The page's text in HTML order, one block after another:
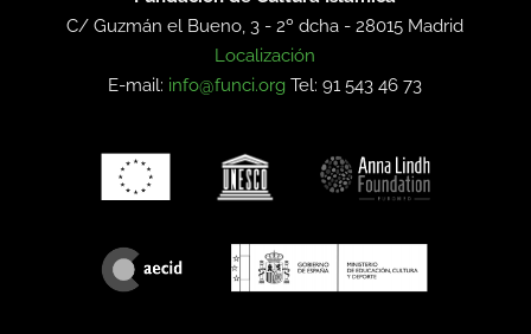
C/ Guzmán el Bueno, 3 - 2º dcha -28015 Madrid
Localización
E-mail: info@funci.org Tel: 91 543 46 73